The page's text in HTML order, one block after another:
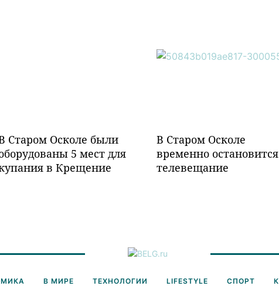
Старом Осколе были
5 мест для
в Крещение
В Старом Осколе
временно остановится
телевещание
В МИРЕ ТЕХНОЛОГИИ LIFESTYLE СПОРТ